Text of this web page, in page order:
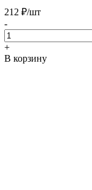
212 ₽/шт
-
+
В корзину